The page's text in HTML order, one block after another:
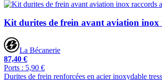
Kit durites de frein avant aviation inox
La Bécanerie
87,40 €
Ports : 5,90 €
Durites de frein renforcées en acier inoxydable